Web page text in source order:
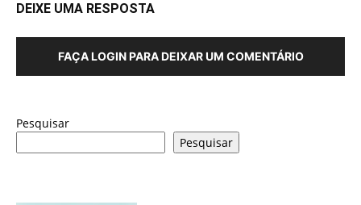
DEIXE UMA RESPOSTA
FAÇA LOGIN PARA DEIXAR UM COMENTÁRIO
Pesquisar
Pesquisar